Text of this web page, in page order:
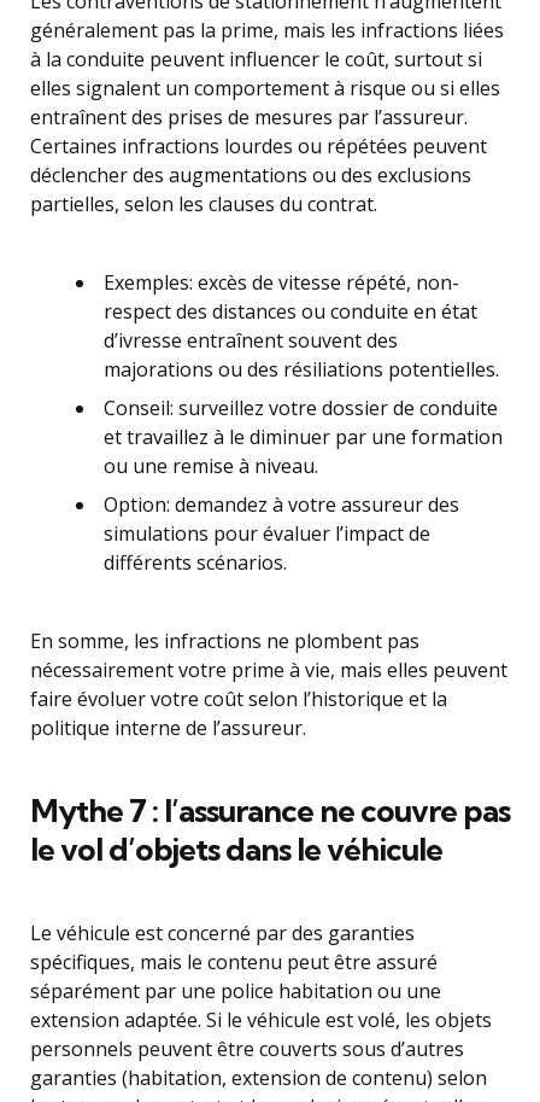
généralement pas la prime, mais les infractions liées
à la conduite peuvent influencer le coût, surtout si
elles signalent un comportement à risque ou si elles
entraînent des prises de mesures par l’assureur.
Certaines infractions lourdes ou répétées peuvent
déclencher des augmentations ou des exclusions
partielles, selon les clauses du contrat.
Exemples: excès de vitesse répété, non-
respect des distances ou conduite en état
d’ivresse entraînent souvent des
majorations ou des résiliations potentielles.
Conseil: surveillez votre dossier de conduite
et travaillez à le diminuer par une formation
ou une remise à niveau.
Option: demandez à votre assureur des
simulations pour évaluer l’impact de
différents scénarios.
En somme, les infractions ne plombent pas
nécessairement votre prime à vie, mais elles peuvent
faire évoluer votre coût selon l’historique et la
politique interne de l’assureur.
Mythe 7 : l’assurance ne couvre pas
le vol d’objets dans le véhicule
Le véhicule est concerné par des garanties
spécifiques, mais le contenu peut être assuré
séparément par une police habitation ou une
extension adaptée. Si le véhicule est volé, les objets
personnels peuvent être couverts sous d’autres
garanties (habitation, extension de contenu) selon